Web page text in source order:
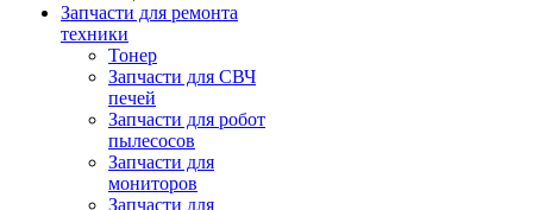
Запчасти для ремонта
техники
Тонер
Запчасти для СВЧ
печей
Запчасти для робот
пылесосов
Запчасти для
мониторов
Запчасти для